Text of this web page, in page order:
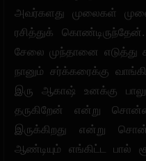
அவர்களது முலைகள்
ரசித்துக்
சேலை முந்தானை எடுத்து
நானும் சர்க்கரைக்கு
இரு ஆகாஷ் உனக்கு
தருகிறேன் என்று
இருக்கிறது என்று
ஆண்டியும் எங்கிட்ட பால்